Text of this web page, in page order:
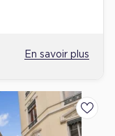
En savoir plus